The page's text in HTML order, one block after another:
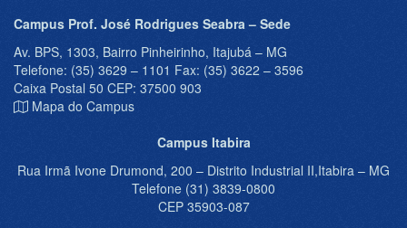
Campus Prof. José Rodrigues Seabra – Sede
Av. BPS, 1303, Bairro Pinheirinho, Itajubá – MG
Telefone: (35) 3629 – 1101 Fax: (35) 3622 – 3596
Caixa Postal 50 CEP: 37500 903
Mapa do Campus
Campus Itabira
Rua Irmã Ivone Drumond, 200 – Distrito Industrial II,Itabira – MG
Telefone (31) 3839-0800
CEP 35903-087